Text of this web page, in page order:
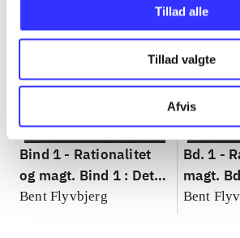
Tillad alle
Tillad valgte
Afvis
Bind 1 - Rationalitet
og magt. Bind 1 : Det
konkretes videnskab
Bent Flyvbjerg
Bd. 1 -
magt.
Bent